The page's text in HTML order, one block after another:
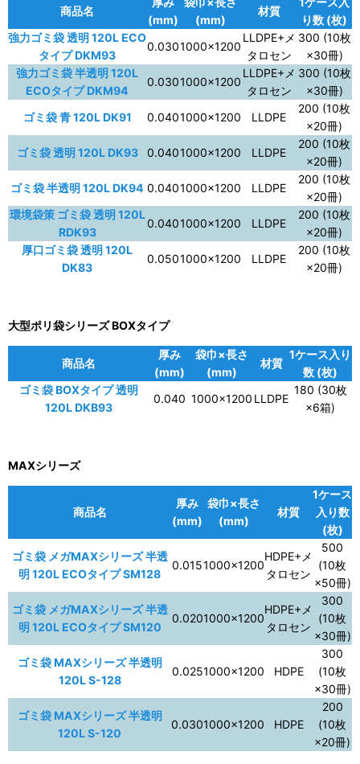
商品名
(mm)
(mm)
材質
り数 (枚)
強力ゴミ袋 透明 120L ECO
タイプ DKM93
0.0301000×1200
LLDPE+メ
タロセン
300 (10枚
×30冊)
強力ゴミ袋 半透明 120L
ECOタイプ DKM94
0.0301000×1200
LLDPE+メ
タロセン
300 (10枚
×30冊)
ゴミ袋 青 120L DK91
0.0401000×1200 LLDPE
200 (10枚
×20冊)
ゴミ袋 透明 120L DK93
0.0401000×1200 LLDPE
200 (10枚
×20冊)
ゴミ袋 半透明 120L DK94 0.0401000×1200 LLDPE
200 (10枚
×20冊)
環境袋策 ゴミ袋 透明 120L
RDK93
0.0401000×1200 LLDPE
200 (10枚
×20冊)
厚口ゴミ袋 透明 120L
DK83
0.0501000×1200 LLDPE
200 (10枚
×20冊)
大型ポリ袋シリーズ BOXタイプ
商品名
厚み
(mm)
袋巾×長さ
(mm)
材質
1ケース入り
数 (枚)
ゴミ袋 BOXタイプ 透明
120L DKB93
0.040 1000×1200 LLDPE
180 (30枚
×6箱)
MAXシリーズ
商品名
厚み
(mm)
袋巾×長さ
(mm)
材質
1ケース
入り数
(枚)
ゴミ袋 メガMAXシリーズ 半透
明 120L ECOタイプ SM128
0.0151000×1200
HDPE+メ
タロセン
500
(10枚
×50冊)
ゴミ袋 メガMAXシリーズ 半透
明 120L ECOタイプ SM120
0.0201000×1200
HDPE+メ
タロセン
300
(10枚
×30冊)
ゴミ袋 MAXシリーズ 半透明
120L S-128
0.0251000×1200 HDPE
300
(10枚
×30冊)
ゴミ袋 MAXシリーズ 半透明
120L S-120
0.0301000×1200 HDPE
200
(10枚
×20冊)